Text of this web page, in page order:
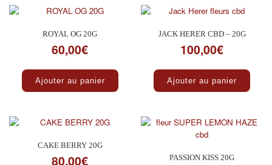
ROYAL OG 20G
60,00€
Ajouter au panier
JACK HERER CBD – 20G
100,00€
Ajouter au panier
CAKE BERRY 20G
80,00€ PASSION KISS 20G